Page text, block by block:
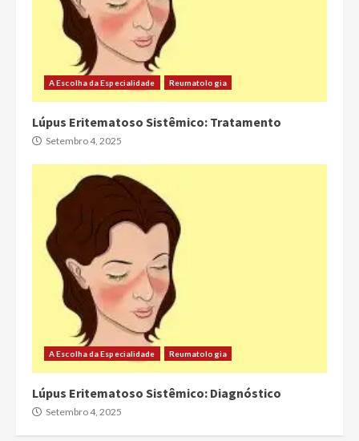
A Escolha da Especialidade Reumatologia
Lúpus Eritematoso Sistêmico: Tratamento
Setembro 4, 2025
A Escolha da Especialidade Reumatologia
Lúpus Eritematoso Sistêmico: Diagnóstico
Setembro 4, 2025